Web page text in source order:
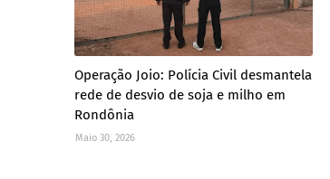
Operação Joio: Polícia Civil desmantela
rede de desvio de soja e milho em
Rondônia
Maio 30, 2026